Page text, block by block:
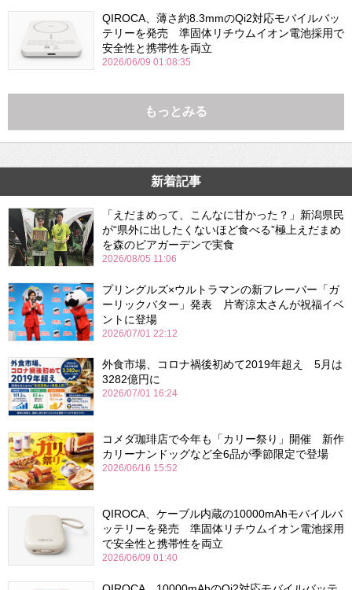
QIROCA、薄さ約8.3mmのQi2対応モバイルバッ
テリーを発売 準固体リチウムイオン電池採用で
安全性と携帯性を両立
2026/06/09 01:08:35
もっとみる
新着記事
「えだまめって、こんなに甘かった？」新潟県民
が“県外に出したくないほど食べる”極上えだまめ
を森のビアガーデンで実食
2026/08/05 11:06
プリングルズ×ウルトラマンの新フレーバー「ガ
ーリックバター」発表 片寄涼太さんが祝福イベ
ントに登場
2026/07/01 22:12
外食市場、コロナ禍後初めて2019年超え 5月は
3282億円に
2026/07/01 16:24
コメダ珈琲店で今年も「カリー祭り」開催 新作
カリーナンドッグなど全6品が季節限定で登場
2026/06/16 15:52
QIROCA、ケーブル内蔵の10000mAhモバイルバ
ッテリーを発売 準固体リチウムイオン電池採用
で安全性と携帯性を両立
2026/06/09 01:40